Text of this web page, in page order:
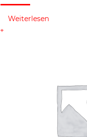
Weiterlesen